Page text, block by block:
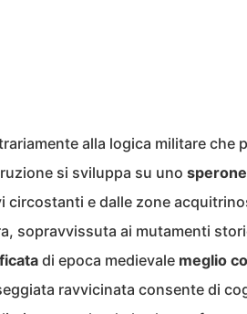
alla logica militare che
si sviluppa su uno
circostanti e dalle zone
sopravvissuta ai mutamenti
di epoca medievale meglio
ravvicinata consente di